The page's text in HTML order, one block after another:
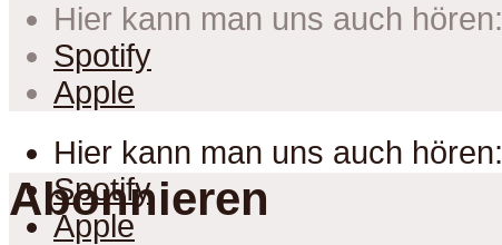
Hier kann man uns auch hören:
Spotify
Apple
Hier kann man uns auch hören:
Spotify
Apple
Abonnieren